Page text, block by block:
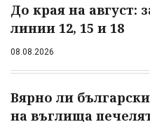
До края на август:
линии 12, 15 и 18
08.08.2026
Вярно ли
на въглища